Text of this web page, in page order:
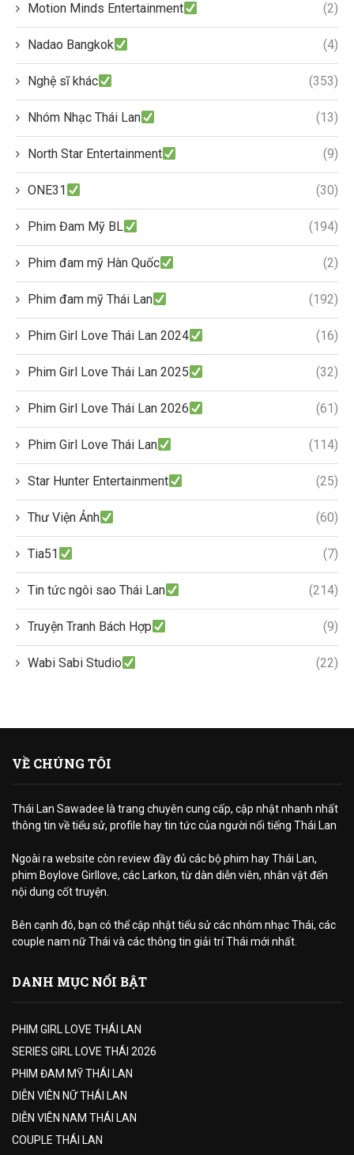
Motion Minds Entertainment (2)
Nadao Bangkok (4)
Nghệ sĩ khác (353)
Nhóm Nhạc Thái Lan (13)
North Star Entertainment (9)
ONE31 (30)
Phim Đam Mỹ BL (194)
Phim đam mỹ Hàn Quốc (2)
Phim đam mỹ Thái Lan (192)
Phim Girl Love Thái Lan 2024 (16)
Phim Girl Love Thái Lan 2025 (32)
Phim Girl Love Thái Lan 2026 (61)
Phim Girl Love Thái Lan (114)
Star Hunter Entertainment (25)
Thư Viện Ảnh (60)
Tia51 (7)
Tin tức ngôi sao Thái Lan (214)
Truyện Tranh Bách Hợp (9)
Wabi Sabi Studio (22)
VỀ CHÚNG TÔI
Thái Lan Sawadee là trang chuyên cung cấp, cập nhật nhanh nhất
thông tin về tiểu sử, profile hay tin tức của người nổi tiếng Thái Lan
Ngoài ra website còn review đầy đủ các bộ phim hay Thái Lan,
phim Boylove Girllove, các Larkon, từ dàn diễn viên, nhân vật đến
nội dung cốt truyện.
Bên cạnh đó, bạn có thể cập nhật tiểu sử các nhóm nhạc Thái, các
couple nam nữ Thái và các thông tin giải trí Thái mới nhất.
DANH MỤC NỔI BẬT
PHIM GIRL LOVE THÁI LAN
SERIES GIRL LOVE THÁI 2026
PHIM ĐAM MỸ THÁI LAN
DIỄN VIÊN NỮ THÁI LAN
DIỄN VIÊN NAM THÁI LAN
COUPLE THÁI LAN